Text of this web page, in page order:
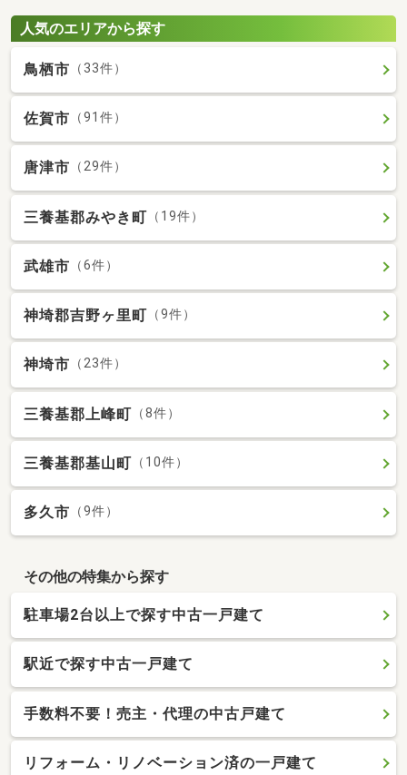
人気のエリアから探す
鳥栖市 （33件）
佐賀市 （91件）
唐津市 （29件）
三養基郡みやき町 （19件）
武雄市 （6件）
神埼郡吉野ヶ里町 （9件）
神埼市 （23件）
三養基郡上峰町 （8件）
三養基郡基山町 （10件）
多久市 （9件）
その他の特集から探す
駐車場2台以上で探す中古一戸建て
駅近で探す中古一戸建て
手数料不要！売主・代理の中古戸建て
リフォーム・リノベーション済の一戸建て